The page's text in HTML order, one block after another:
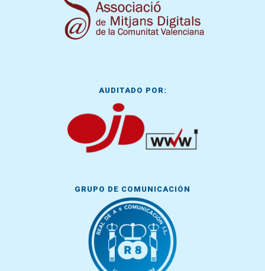
AUDITADO POR:
GRUPO DE COMUNICACIÓN